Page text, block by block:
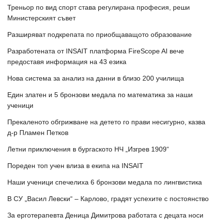
Треньор по вид спорт става регулирана професия, реши
Министерският съвет
Разширяват подкрепата по приобщаващото образование
Разработената от INSAIT платформа FireScope AI вече
предоставя информация на 43 езика
Нова система за анализ на данни в близо 200 училища
Един златен и 5 бронзови медала по математика за наши
ученици
Прекаленото обгрижване на детето го прави несигурно, казва
д-р Пламен Петков
Летни приключения в бургаското НЧ „Изгрев 1909“
Пореден топ учен влиза в екипа на INSAIT
Наши ученици спечелиха 6 бронзови медала по лингвистика
В СУ „Васил Левски“ – Карлово, градят успехите с постоянство
За ерготерапевта Деница Димитрова работата с децата носи